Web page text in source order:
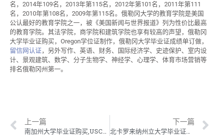
名，2014年109名，2013年第115名，2012年第101名，2011年第111
名，2010年第108名，2009年第115名。俄勒冈大学的教育学院是美国
公认最好的教育学院之一，被《美国新闻与世界报道》列为性价比最高
的教育学院。其法学院，商学院和建筑学院也享有较高的声望，俄勒冈
大学毕业证购买，Oregon学位证制作，俄勒冈大学毕业证成绩单订做，
留信网认证，另外写作、英语、财务、国际经济学、史迹保护、室内设
计、景观建筑、数学、分子生物学、神经学、心理学、体育市场营销等
排名俄勒冈州第一。
上一篇
南加州大学毕业证购买,USC学位证制作,南加利福尼亚大学毕业证成绩单订做
下一篇
北卡罗来纳州立大学毕业证购买,NCSU学位证制作,北卡罗来纳州立大学毕业证成绩单订做